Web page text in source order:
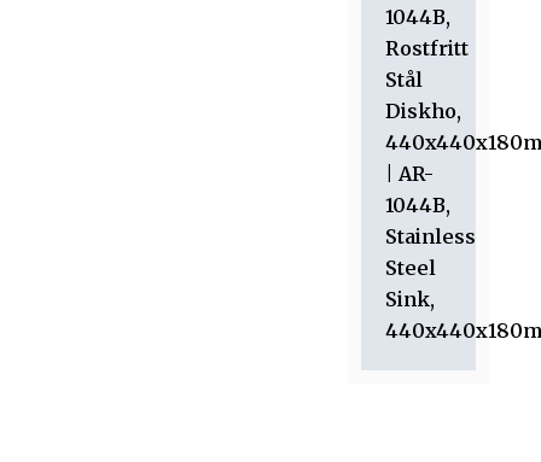
1044B,
Rostfritt
Stål
Diskho,
| AR-
1044B,
Stainless
Steel
Sink,